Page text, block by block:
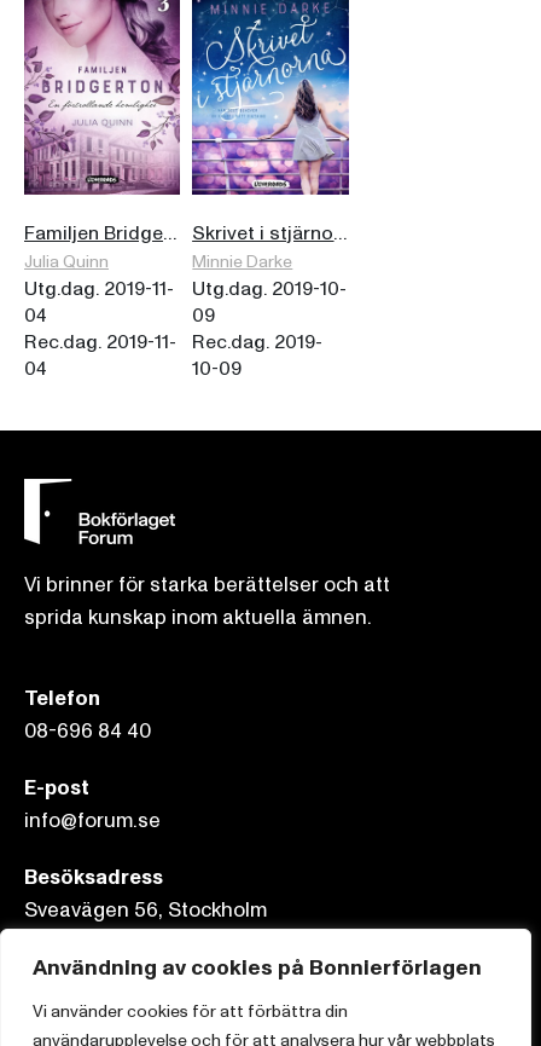
Användning av cookies på Bonnierförlagen
Vi använder cookies för att förbättra din
användarupplevelse och för att analysera hur vår webbplats
Familjen Bridgerton. En förtrollande hemlighet
Julia Quinn
Utg.dag. 2019-11-
04
Rec.dag. 2019-11-
04
Skrivet i stjärnorna
Minnie Darke
Utg.dag. 2019-10-
09
Rec.dag. 2019-
10-09
Vi brinner för starka berättelser och att
sprida kunskap inom aktuella ämnen.
Telefon
08-696 84 40
E-post
info@forum.se
Besöksadress
Sveavägen 56, Stockholm
Postadress
Box 3159, 103 63 Stockholm